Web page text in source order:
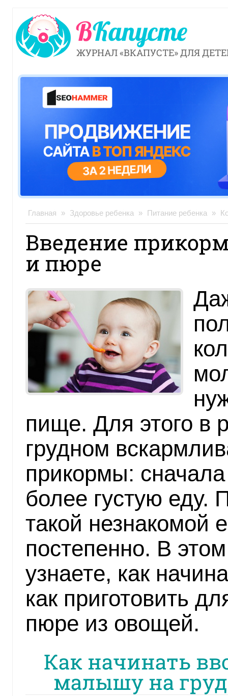
ЖУРНАЛ «ВКАПУСТЕ» ДЛЯ
Главная » Здоровье ребенка » Питание ребенка »
Введение
и пюре
пище. Для этого в
грудном
прикормы:
более густую еду.
такой незнакомой
постепенно. В
узнаете, как
как приготовить
пюре из овощей.
Как начинать
малышу на